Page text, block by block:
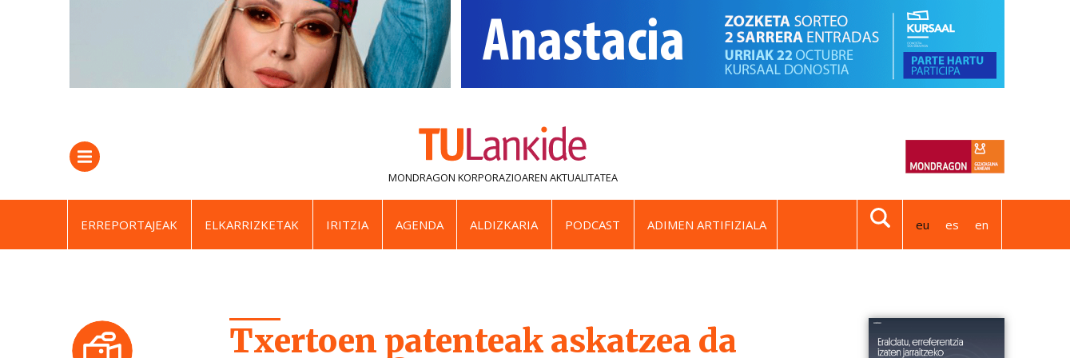
MONDRAGON KORPORAZIOAREN AKTUALITATEA
ERREPORTAJEAK ELKARRIZKETAK IRITZIA AGENDA ALDIZKARIA PODCAST ADIMEN ARTIFIZIALA eu es en
Txertoen patenteak askatzea da